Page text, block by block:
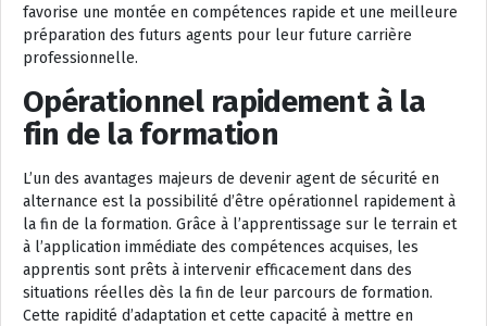
favorise une montée en compétences rapide et une meilleure
préparation des futurs agents pour leur future carrière
professionnelle.
Opérationnel rapidement à la
fin de la formation
L’un des avantages majeurs de devenir agent de sécurité en
alternance est la possibilité d’être opérationnel rapidement à
la fin de la formation. Grâce à l’apprentissage sur le terrain et
à l’application immédiate des compétences acquises, les
apprentis sont prêts à intervenir efficacement dans des
situations réelles dès la fin de leur parcours de formation.
Cette rapidité d’adaptation et cette capacité à mettre en